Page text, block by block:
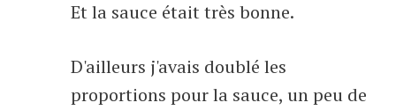
Et la sauce était très bonne.
D'ailleurs j'avais doublé les
proportions pour la sauce, un peu de